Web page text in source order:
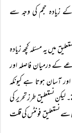
زیادہ حجم کی وجہ سے
میں یہ مسئلہ کچھ زیادہ
کے درمیان فاصلہ اور
آسان ہوتا ہے کیونکہ
نستعلیق طرز تحریر کی
نستعلیق فونٹس کی قلت